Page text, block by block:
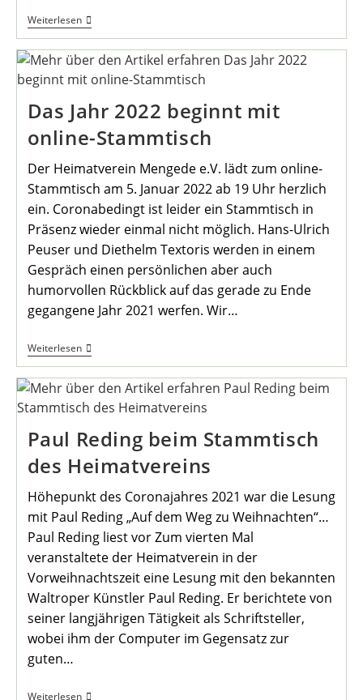
WeiterlesenNeujahrsgruß
Des
Mengede
Das Jahr 2022 beginnt mit
online-Stammtisch
Der Heimatverein Mengede e.V. lädt zum online-
Stammtisch am 5. Januar 2022 ab 19 Uhr herzlich
ein. Coronabedingt ist leider ein Stammtisch in
Präsenz wieder einmal nicht möglich. Hans-Ulrich
Peuser und Diethelm Textoris werden in einem
Gespräch einen persönlichen aber auch
humorvollen Rückblick auf das gerade zu Ende
gegangene Jahr 2021 werfen. Wir…
WeiterlesenDas
Jahr
Beginnt
Mit
Online-
Paul Reding beim Stammtisch
des Heimatvereins
Höhepunkt des Coronajahres 2021 war die Lesung
mit Paul Reding „Auf dem Weg zu Weihnachten“…
Paul Reding liest vor Zum vierten Mal
veranstaltete der Heimatverein in der
Vorweihnachtszeit eine Lesung mit den bekannten
Waltroper Künstler Paul Reding. Er berichtete von
seiner langjährigen Tätigkeit als Schriftsteller,
wobei ihm der Computer im Gegensatz zur
guten…
WeiterlesenPaul